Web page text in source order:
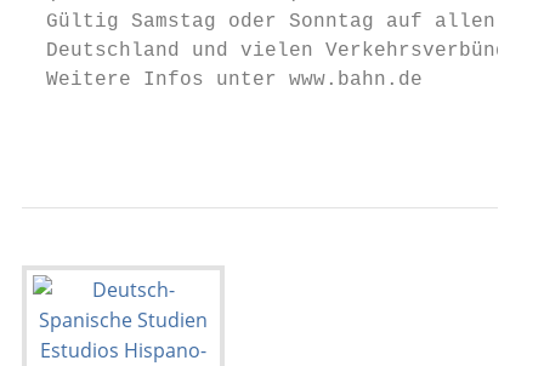
Gültig Samstag oder Sonntag auf allen
  Deutschland und vielen Verkehrsverbünden
  Weitere Infos unter www.bahn.de